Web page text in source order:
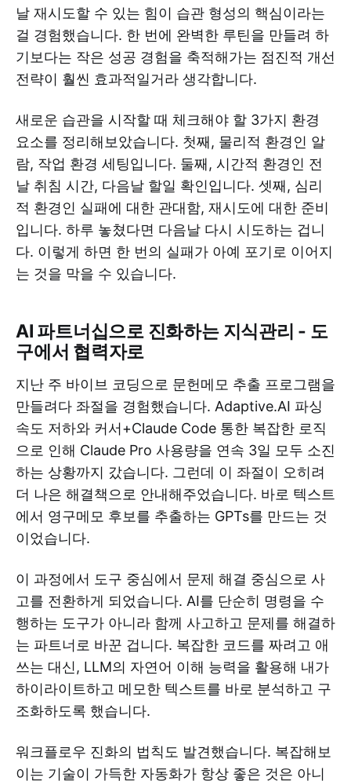
날 재시도할 수 있는 힘이 습관 형성의 핵심이라는
걸 경험했습니다. 한 번에 완벽한 루틴을 만들려 하
기보다는 작은 성공 경험을 축적해가는 점진적 개선
전략이 훨씬 효과적일거라 생각합니다.
새로운 습관을 시작할 때 체크해야 할 3가지 환경
요소를 정리해보았습니다. 첫째, 물리적 환경인 알
람, 작업 환경 세팅입니다. 둘째, 시간적 환경인 전
날 취침 시간, 다음날 할일 확인입니다. 셋째, 심리
적 환경인 실패에 대한 관대함, 재시도에 대한 준비
입니다. 하루 놓쳤다면 다음날 다시 시도하는 겁니
다. 이렇게 하면 한 번의 실패가 아예 포기로 이어지
는 것을 막을 수 있습니다.
AI 파트너십으로 진화하는 지식관리 - 도
구에서 협력자로
지난 주 바이브 코딩으로 문헌메모 추출 프로그램을
만들려다 좌절을 경험했습니다. Adaptive.AI 파싱
속도 저하와 커서+Claude Code 통한 복잡한 로직
으로 인해 Claude Pro 사용량을 연속 3일 모두 소진
하는 상황까지 갔습니다. 그런데 이 좌절이 오히려
더 나은 해결책으로 안내해주었습니다. 바로 텍스트
에서 영구메모 후보를 추출하는 GPTs를 만드는 것
이었습니다.
이 과정에서 도구 중심에서 문제 해결 중심으로 사
고를 전환하게 되었습니다. AI를 단순히 명령을 수
행하는 도구가 아니라 함께 사고하고 문제를 해결하
는 파트너로 바꾼 겁니다. 복잡한 코드를 짜려고 애
쓰는 대신, LLM의 자연어 이해 능력을 활용해 내가
하이라이트하고 메모한 텍스트를 바로 분석하고 구
조화하도록 했습니다.
워크플로우 진화의 법칙도 발견했습니다. 복잡해보
이는 기술이 가득한 자동화가 항상 좋은 것은 아니